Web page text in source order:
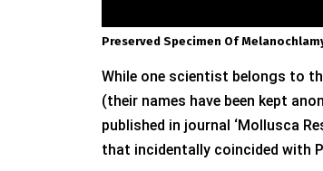
Preserved Specimen Of
While one scientist belongs to
(their names have been kept
published in journal ‘Mollusca
that incidentally coincided with